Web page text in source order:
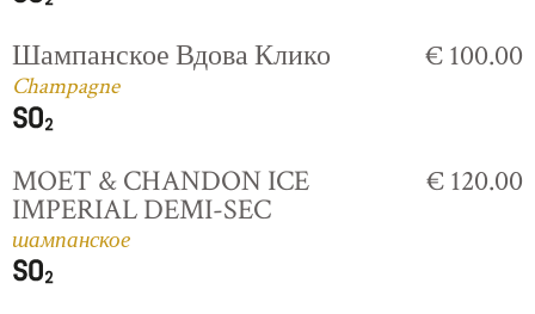
Шампанское Вдова Клико
Champagne
€ 100.00
MOET & CHANDON ICE
IMPERIAL DEMI-SEC
шампанское
€ 120.00